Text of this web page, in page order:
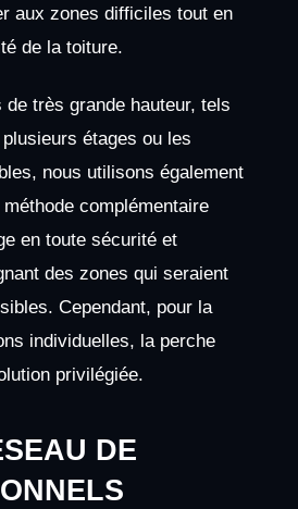
aux zones difficiles tout en
de la toiture.
très grande hauteur, tels
étages ou les
nous utilisons également
complémentaire
en toute sécurité et
des zones qui seraient
Cependant, pour la
individuelles, la perche
privilégiée.
DE